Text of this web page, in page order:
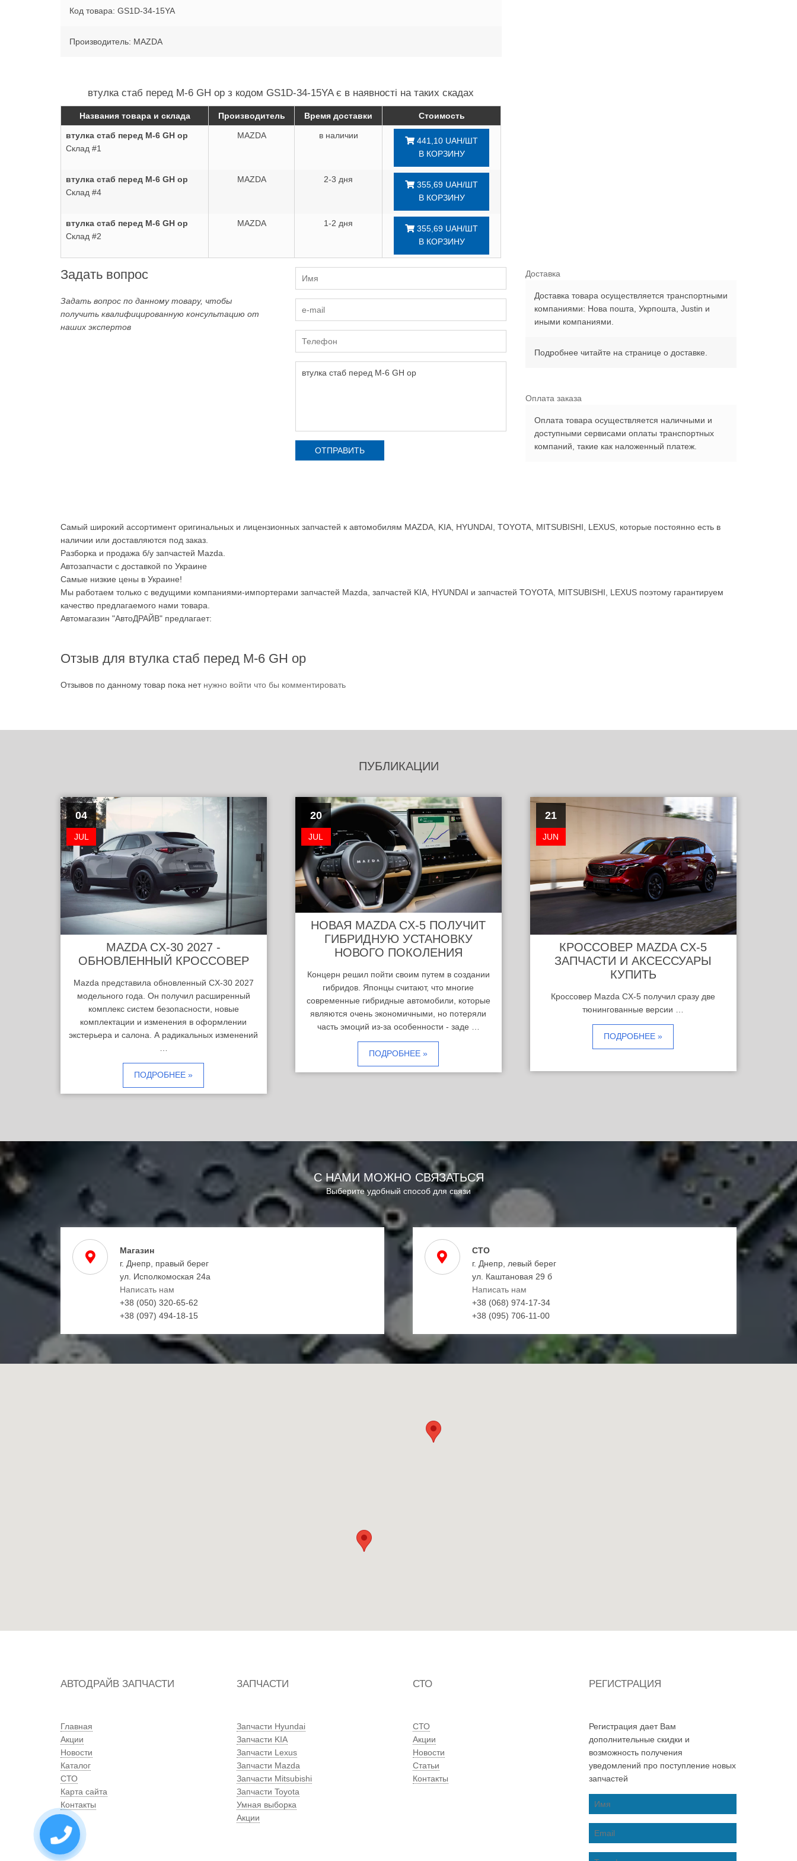
Код товара: GS1D-34-15YA
Производитель: MAZDA
втулка стаб перед М-6 GH ор з кодом GS1D-34-15YA є в наявності на таких скадах
Названия товара и склада Производитель Время доставки Стоимость
втулка стаб перед М-6 GH ор
Склад #1
MAZDA в наличии
441,10 UAH/ШТ
В КОРЗИНУ
втулка стаб перед М-6 GH ор
Склад #4
MAZDA 2-3 дня
355,69 UAH/ШТ
В КОРЗИНУ
втулка стаб перед М-6 GH ор
Склад #2
MAZDA 1-2 дня
355,69 UAH/ШТ
В КОРЗИНУ
Задать вопрос
Задать вопрос по данному товару, чтобы
получить квалифицированную консультацию от
наших экспертов
Доставка
Доставка товара осуществляется транспортными
компаниями: Нова пошта, Укрпошта, Justin и
иными компаниями.
Подробнее читайте на странице о доставке.
Оплата заказа
Оплата товара осуществляется наличными и
доступными сервисами оплаты транспортных
компаний, такие как наложенный платеж.
Самый широкий ассортимент оригинальных и лицензионных запчастей к автомобилям MAZDA, KIA, HYUNDAI, TOYOTA, MITSUBISHI, LEXUS, которые постоянно есть в
наличии или доставляются под заказ.
Разборка и продажа б/у запчастей Mazda.
Автозапчасти с доставкой по Украине
Самые низкие цены в Украине!
Мы работаем только с ведущими компаниями-импортерами запчастей Mazda, запчастей KIA, HYUNDAI и запчастей TOYOTA, MITSUBISHI, LEXUS поэтому гарантируем
качество предлагаемого нами товара.
Автомагазин "АвтоДРАЙВ" предлагает:
Отзыв для втулка стаб перед М-6 GH ор
Отзывов по данному товар пока нет нужно войти что бы комментировать
ПУБЛИКАЦИИ
04
JUL
MAZDA CX-30 2027 -
ОБНОВЛЕННЫЙ КРОССОВЕР
Mazda представила обновленный CX-30 2027
модельного года. Он получил расширенный
комплекс систем безопасности, новые
комплектации и изменения в оформлении
экстерьера и салона. А радикальных изменений
ПОДРОБНЕЕ »
20
JUL
НОВАЯ MAZDA CX-5 ПОЛУЧИТ
ГИБРИДНУЮ УСТАНОВКУ
НОВОГО ПОКОЛЕНИЯ
Концерн решил пойти своим путем в создании
гибридов. Японцы считают, что многие
современные гибридные автомобили, которые
являются очень экономичными, но потеряли
часть эмоций из-за особенности - заде …
ПОДРОБНЕЕ »
21
JUN
КРОССОВЕР MAZDA CX-5
ЗАПЧАСТИ И АКСЕССУАРЫ
КУПИТЬ
Кроссовер Mazda CX-5 получил сразу две
тюнингованные версии …
ПОДРОБНЕЕ »
С НАМИ МОЖНО СВЯЗАТЬСЯ
Выберите удобный способ для связи
Магазин
г. Днепр, правый берег
ул. Исполкомоская 24а
Написать нам
+38 (050) 320-65-62
+38 (097) 494-18-15
СТО
г. Днепр, левый берег
ул. Каштановая 29 б
Написать нам
+38 (068) 974-17-34
+38 (095) 706-11-00
АВТОДРАЙВ ЗАПЧАСТИ
Главная
Акции
Новости
Каталог
СТО
Карта сайта
Контакты
ЗАПЧАСТИ
Запчасти Hyundai
Запчасти KIA
Запчасти Lexus
Запчасти Mazda
Запчасти Mitsubishi
Запчасти Toyota
Умная выборка
Акции
СТО
СТО
Акции
Новости
Статьи
Контакты
РЕГИСТРАЦИЯ
Регистрация дает Вам
дополнительные скидки и
возможность получения
уведомлений про поступление новых
запчастей